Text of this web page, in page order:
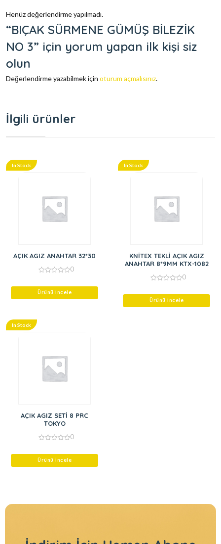
Henüz değerlendirme yapılmadı.
“BIÇAK SÜRMENE GÜMÜŞ BİLEZİK
NO 3” için yorum yapan ilk kişi siz
olun
Değerlendirme yazabilmek için oturum açmalısınız.
İlgili ürünler
In Stock
AÇIK AGIZ ANAHTAR 32*30
of
0
Ürünü İncele
In Stock
KNİTEX TEKLİ AÇIK AGIZ
ANAHTAR 8*9MM KTX-1082
of
0
Ürünü İncele
In Stock
AÇIK AGIZ SETİ 8 PRC
TOKYO
of
0
Ürünü İncele